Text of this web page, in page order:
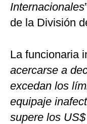
Internacionales
de la División
La funcionaria
acercarse a
excedan los
equipaje
supere los